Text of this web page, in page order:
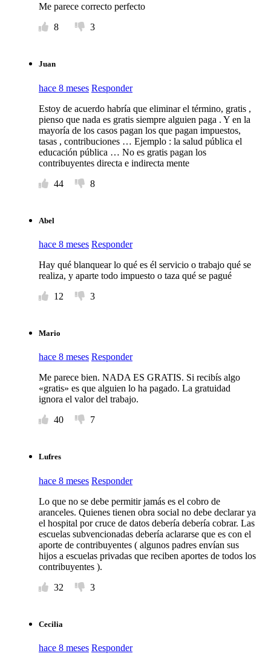
Me parece correcto perfecto
8
3
Juan
hace 8 meses Responder
Estoy de acuerdo habría que eliminar el término, gratis ,
pienso que nada es gratis siempre alguien paga . Y en la
mayoría de los casos pagan los que pagan impuestos,
tasas , contribuciones … Ejemplo : la salud pública el
educación pública … No es gratis pagan los
contribuyentes directa e indirecta mente
44
8
Abel
hace 8 meses Responder
Hay qué blanquear lo qué es él servicio o trabajo qué se
realiza, y aparte todo impuesto o taza qué se pagué
12
3
Mario
hace 8 meses Responder
Me parece bien. NADA ES GRATIS. Si recibís algo
«gratis» es que alguien lo ha pagado. La gratuidad
ignora el valor del trabajo.
40
7
Lufres
hace 8 meses Responder
Lo que no se debe permitir jamás es el cobro de
aranceles. Quienes tienen obra social no debe declarar ya
el hospital por cruce de datos debería debería cobrar. Las
escuelas subvencionadas debería aclararse que es con el
aporte de contribuyentes ( algunos padres envían sus
hijos a escuelas privadas que reciben aportes de todos los
contribuyentes ).
32
3
Cecilia
hace 8 meses Responder